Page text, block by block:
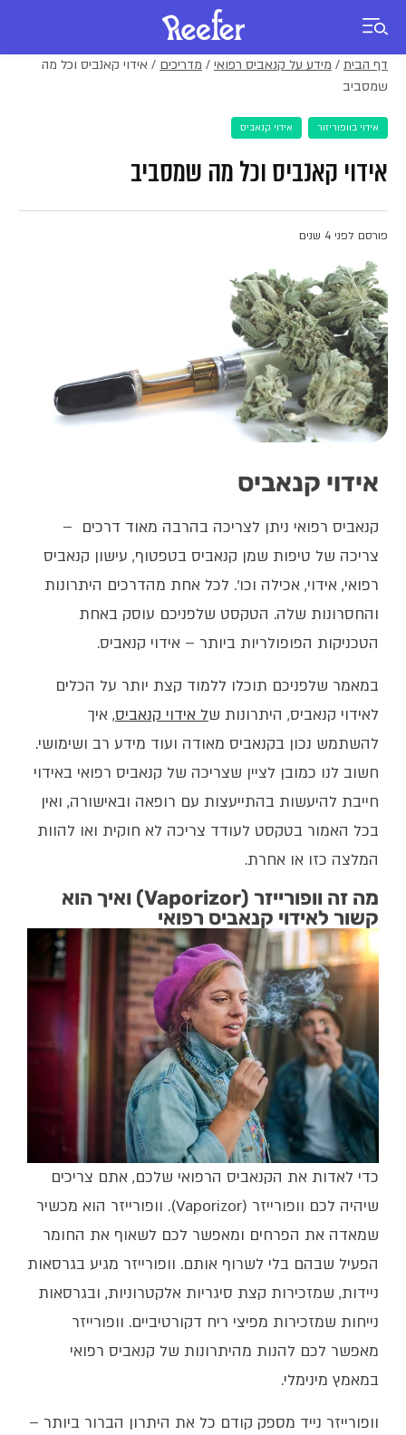
דף הבית / מידע על קנאביס רפואי / מדריכים / אידוי קאנביס וכל מה
שמסביב
אידוי בוופוריזור אידוי קנאביס
אידוי קאנביס וכל מה שמסביב
פורסם לפני 4 שנים
אידוי קנאביס
קנאביס רפואי ניתן לצריכה בהרבה מאוד דרכים –
צריכה של טיפות שמן קנאביס בטפטוף, עישון קנאביס
רפואי, אידוי, אכילה וכו'. לכל אחת מהדרכים היתרונות
והחסרונות שלה. הטקסט שלפניכם עוסק באחת
הטכניקות הפופולריות ביותר – אידוי קנאביס.
במאמר שלפניכם תוכלו ללמוד קצת יותר על הכלים
לאידוי קנאביס, היתרונות של אידוי קנאביס, איך
להשתמש נכון בקנאביס מאודה ועוד מידע רב ושימושי.
חשוב לנו כמובן לציין שצריכה של קנאביס רפואי באידוי
חייבת להיעשות בהתייעצות עם רופאה ובאישורה, ואין
בכל האמור בטקסט לעודד צריכה לא חוקית ואו להוות
המלצה כזו או אחרת.
מה זה וופורייזר (Vaporizor) ואיך הוא
קשור לאידוי קנאביס רפואי
כדי לאדות את הקנאביס הרפואי שלכם, אתם צריכים
שיהיה לכם וופורייזר (Vaporizor). וופורייזר הוא מכשיר
שמאדה את הפרחים ומאפשר לכם לשאוף את החומר
הפעיל שבהם בלי לשרוף אותם. וופורייזר מגיע בגרסאות
ניידות, שמזכירות קצת סיגריות אלקטרוניות, ובגרסאות
נייחות שמזכירות מפיצי ריח דקורטיביים. וופורייזר
מאפשר לכם להנות מהיתרונות של קנאביס רפואי
במאמץ מינימלי.
וופורייזר נייד מספק קודם כל את היתרון הברור ביותר –